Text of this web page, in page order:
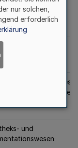
und
an wissenschaftlichen
und
nur solchen,
erforderlich